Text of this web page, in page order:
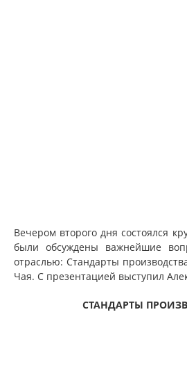
Вечером второго дня состоялся
были обсуждены важнейшие
отраслью: Стандарты
Чая. С презентацией выступил
СТАНДАРТЫ